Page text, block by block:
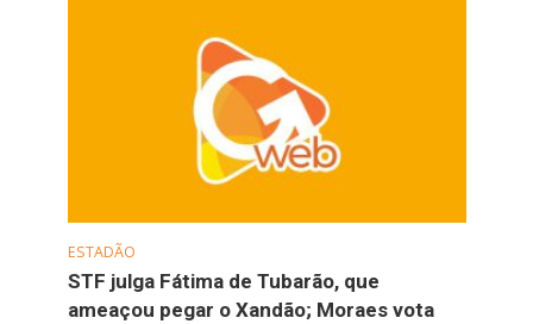
ESTADÃO
STF julga Fátima de Tubarão, que
ameaçou pegar o Xandão; Moraes vota